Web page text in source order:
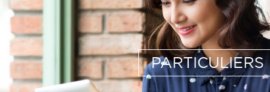
PARTICULIERS